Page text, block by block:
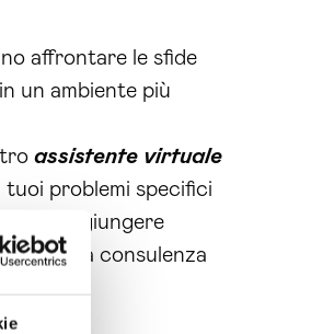
affrontare le sfide
un ambiente più
assistente virtuale
problemi specifici
raggiungere
una consulenza